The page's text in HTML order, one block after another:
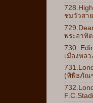
ชมวัวสา
พระอาทิ
730.
เมืองหล
(พิพิธภัณ